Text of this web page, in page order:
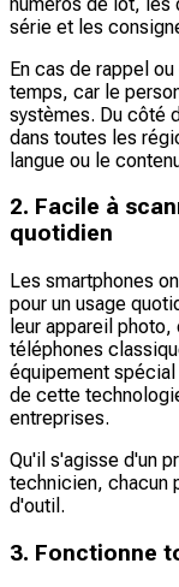
série et les
En cas de rappel
temps, car le
systèmes. Du côté
dans toutes les
langue ou le
2. Facile à
quotidien
Les smartphones
pour un usage
leur appareil
téléphones
équipement spécial
de cette
entreprises.
Qu'il s'agisse d'un
technicien, chacun
d'outil.
3. Fonctionne